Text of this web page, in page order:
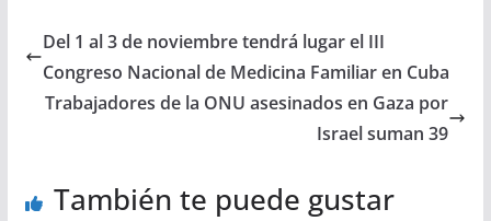
Del 1 al 3 de noviembre tendrá lugar el III
Congreso Nacional de Medicina Familiar en Cuba
Trabajadores de la ONU asesinados en Gaza por
Israel suman 39
También te puede gustar